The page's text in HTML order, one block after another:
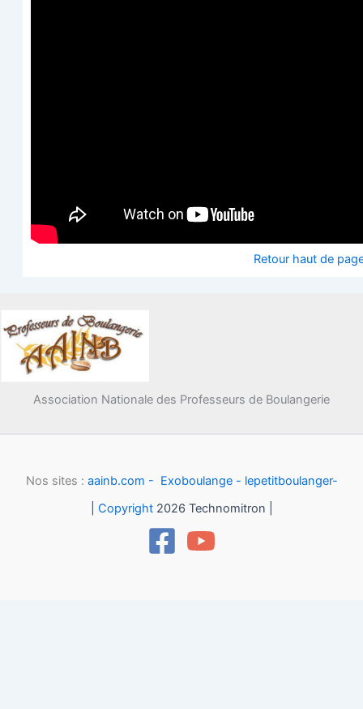
Retour haut de
Association Nationale des Professeurs de Boulangerie
Nos sites : aainb.com - Exoboulange - lepetitboulanger-
Copyright2026 Technomitron |